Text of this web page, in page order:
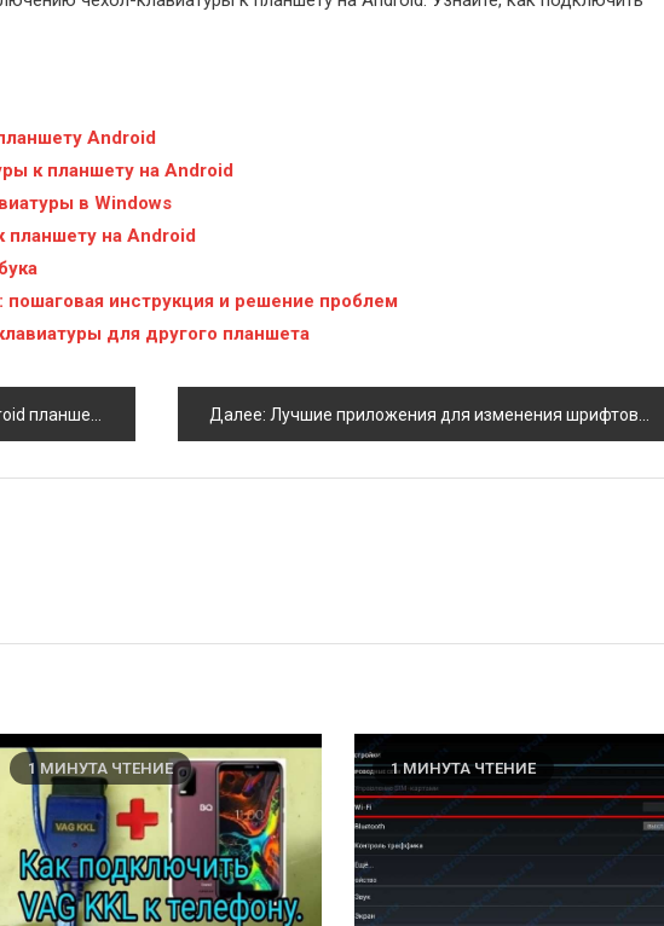
Android
к планшету на Android
в Windows
планшету на Android
инструкция и решение проблем
для другого планшета
графический ключ Далее: Лучшие приложения для изменения шрифтов на Android и iOS
1 МИНУТА ЧТЕНИЕ 1 МИНУТА ЧТЕНИЕ